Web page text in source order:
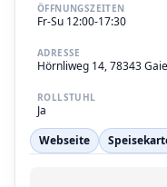
ÖFFNUNGSZEITEN
Fr-Su 12:00-17:30
ADRESSE
Hörnliweg 14, 78343
ROLLSTUHL
Ja
Webseite